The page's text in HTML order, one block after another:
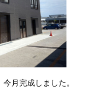
月完成しました。